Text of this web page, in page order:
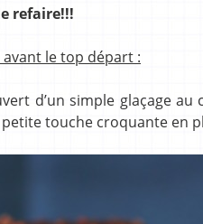
refaire!!!
le top départ :
d’un simple glaçage au
touche croquante en